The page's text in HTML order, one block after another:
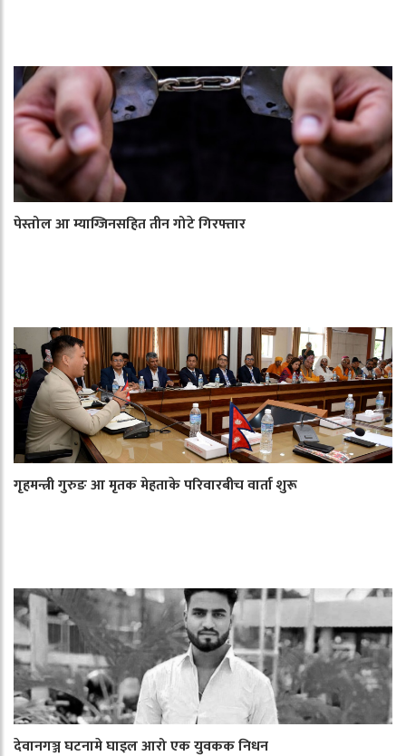
पेस्तोल आ म्याग्जिनसहित तीन गोटे गिरफ्तार
गृहमन्त्री गुरुङ आ मृतक मेहताके परिवारबीच वार्ता शुरू
देवानगञ्ज घटनामे घाइल आरो एक युवकक निधन